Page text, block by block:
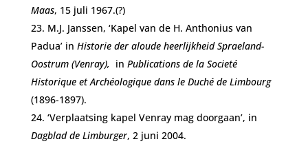
Maas, 15 juli 1967.(?)
M.J. Janssen, ‘Kapel van de H. Anthonius van
Padua’ in Historie der aloude heerlijkheid Spraeland-
Oostrum (Venray), in Publications de la Societé
Historique et Archéologique dans le Duché de Limbourg
(1896-1897).
‘Verplaatsing kapel Venray mag doorgaan’, in
Dagblad de Limburger, 2 juni 2004.